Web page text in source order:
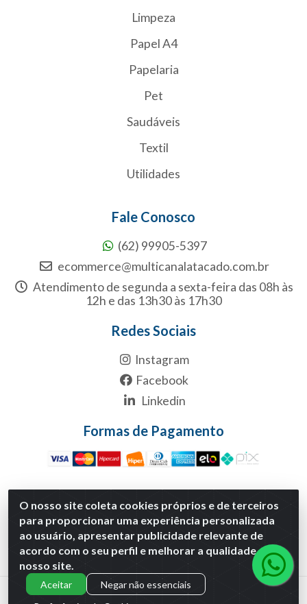
O nosso site coleta cookies próprios e de terceiros
para proporcionar uma experiência personalizada
ao usuário, apresentar publicidade relevante de
acordo com o seu perfil e melhorar a qualidade do
nosso site.
Aceitar
Negar não essenciais
Limpeza
Papel A4
Papelaria
Pet
Saudáveis
Textil
Utilidades
Fale Conosco
(62) 99905-5397
ecommerce@multicanalatacado.com.br
Atendimento de segunda a sexta-feira das 08h às
12h e das 13h30 às 17h30
Redes Sociais
Instagram
Facebook
Linkedin
Formas de Pagamento
Multicanal Atacado LTDA - Rua 1-B, S/NC, Quadra1B Lote 1
Anexo Modulo 2 - Polo Empresarial Goias - Etapa Xiii,
Aparecida de Goiânia/GO - CNPJ 29.460.170/0001-30